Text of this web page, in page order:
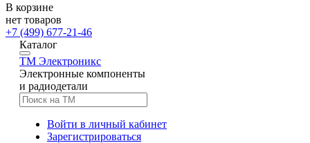
В корзине
нет товаров
+7 (499) 677-21-46
Каталог
TM Электроникс
Электронные компоненты
и радиодетали
Войти в личный кабинет
Зарегистрироваться